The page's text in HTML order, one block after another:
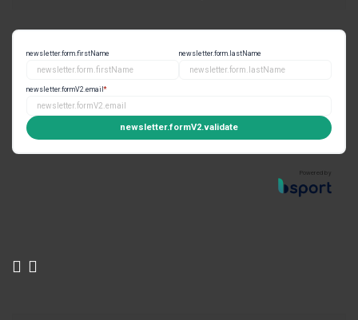
newsletter.form.firstName newsletter.form.lastName
newsletter.formV2.email*
newsletter.formV2.validate
Powered by